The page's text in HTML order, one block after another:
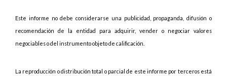
Este informe no debe considerarse una publicidad, propaganda, difusión o
recomendación de la entidad para adquirir, vender o negociar valores
negociables o del instrumento objeto de calificación.
La reproducción o distribución total o parcial de este informe por terceros está